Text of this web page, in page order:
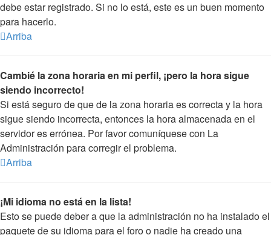
debe estar registrado. Si no lo está, este es un buen momento
para hacerlo.
Arriba
Cambié la zona horaria en mi perfil, ¡pero la hora sigue
siendo incorrecto!
Si está seguro de que de la zona horaria es correcta y la hora
sigue siendo incorrecta, entonces la hora almacenada en el
servidor es errónea. Por favor comuníquese con La
Administración para corregir el problema.
Arriba
¡Mi idioma no está en la lista!
Esto se puede deber a que la administración no ha instalado el
paquete de su idioma para el foro o nadie ha creado una